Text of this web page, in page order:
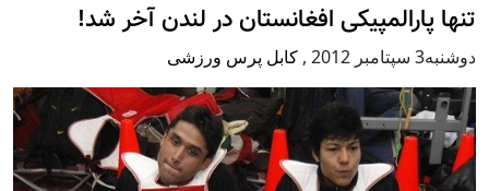
تنها پارالمپیکی افغانستان در لندن آخر شد!
دوشنبه3 سپتامبر 2012 , کابل پرس ورزشی